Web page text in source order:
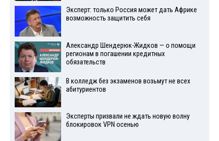
Эксперт: только Россия может дать Африке
возможность защитить себя
Александр Шендерюк-Жидков — о помощи
регионам в погашении кредитных
обязательств
В колледж без экзаменов возьмут не всех
абитуриентов
Эксперты призвали не ждать новую волну
блокировок VPN осенью